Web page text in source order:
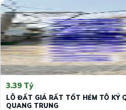
3.39 Tỷ
LÔ ĐẤT GIÁ RẤT TỐT HẺM TÔ KÝ
QUANG TRUNG